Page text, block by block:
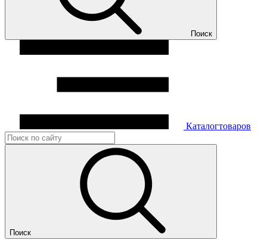
Поиск
Каталогтоваров
Поиск